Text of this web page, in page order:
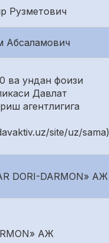
Рузметович
Абсаламович
ва ундан фоизи
Давлат
агентлигига
site/uz/sama)
DORI-DARMON» АЖ
АЖ